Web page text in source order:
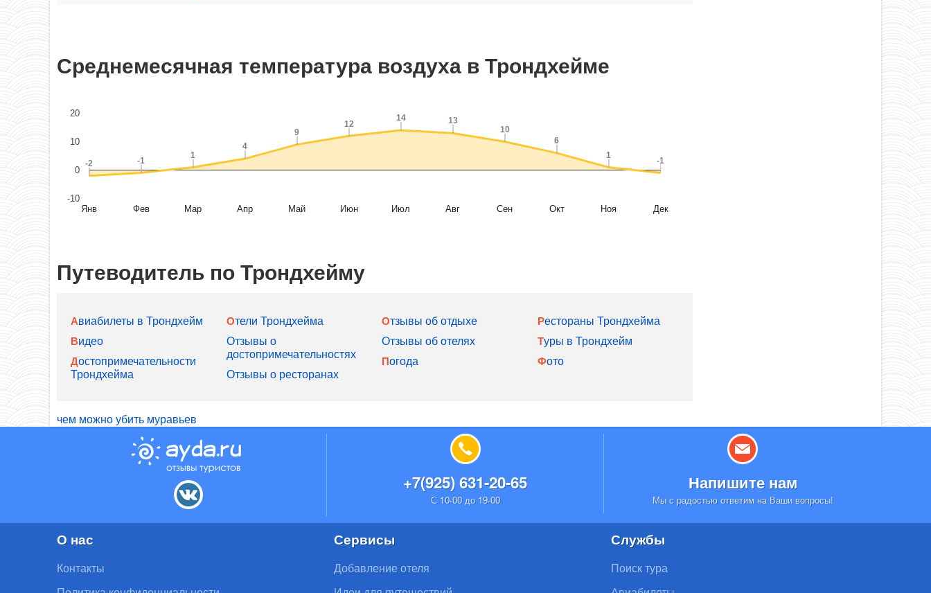
Среднемесячная температура воздуха в Трондхейме
Янв Фев Мар Апр Май Июн Июл Авг Сен Окт Ноя Дек
-10
0
10
20
-2
-2 -1
-1
1
1
4
4
9
9
12
12
14
14 13
13
10
10
6
6
1
1
-1
-1
Путеводитель по Трондхейму
Авиабилеты в Трондхейм
Видео
Достопримечательности
Трондхейма
Отели Трондхейма
Отзывы о
достопримечательностях
Отзывы о ресторанах
Отзывы об отдыхе
Отзывы об отелях
Погода
Рестораны Трондхейма
Туры в Трондхейм
Фото
чем можно убить муравьев
+7(925) 631-20-65
С 10-00 до 19-00
Напишите нам
Мы с радостью ответим на Ваши вопросы!
О нас
Контакты
Сервисы
Добавление отеля
Службы
Поиск тура